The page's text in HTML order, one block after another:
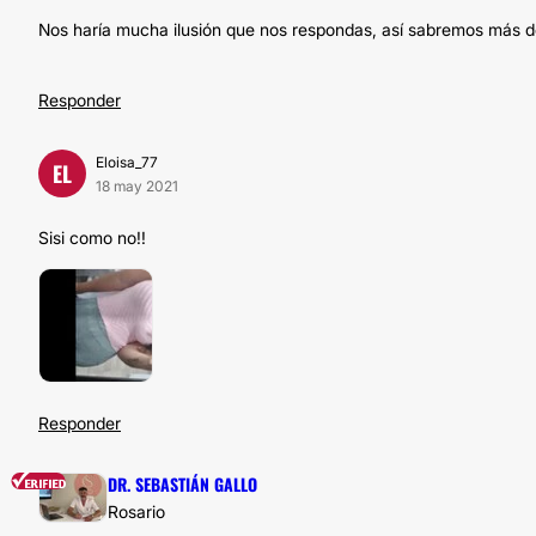
Nos haría mucha ilusión que nos respondas, así sabremos más
Responder
EL
Eloisa_77
18 may 2021
Sisi como no!!
Responder
DR. SEBASTIÁN GALLO
Rosario